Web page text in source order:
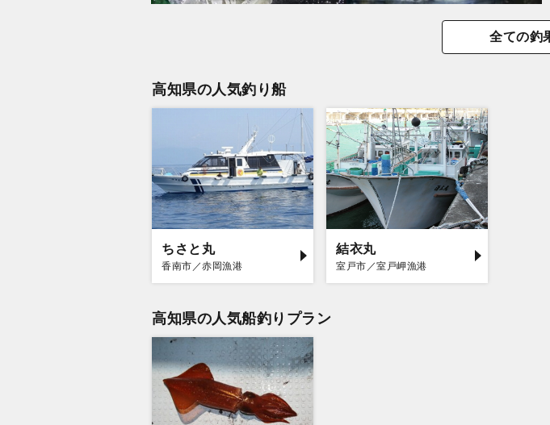
全ての釣
高知県の人気釣り船
ちさと丸
香南市／赤岡漁港
結衣丸
室戸市／室戸岬漁港
高知県の人気船釣りプラン